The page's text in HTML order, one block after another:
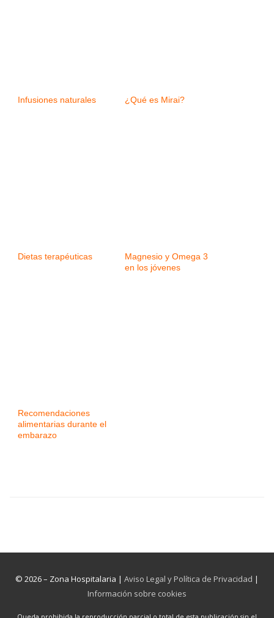
Infusiones naturales ¿Qué es Mirai?
Dietas terapéuticas
Magnesio y Omega 3
en los jóvenes
Recomendaciones
alimentarias durante el
embarazo
© 2026 – Zona Hospitalaria | Aviso Legal y Política de Privacidad |
Información sobre cookies